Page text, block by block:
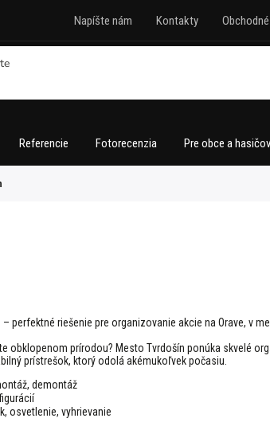
Napíšte nám Kontakty
Referencie Fotorecenzia Pre obce a hasičov
– perfektné riešenie pre organizovanie akcie na Orave, v
obklopenom prírodou? Mesto Tvrdošín ponúka skvelé
prístrešok, ktorý odolá akémukoľvek počasiu.
demontáž
osvetlenie, vyhrievanie